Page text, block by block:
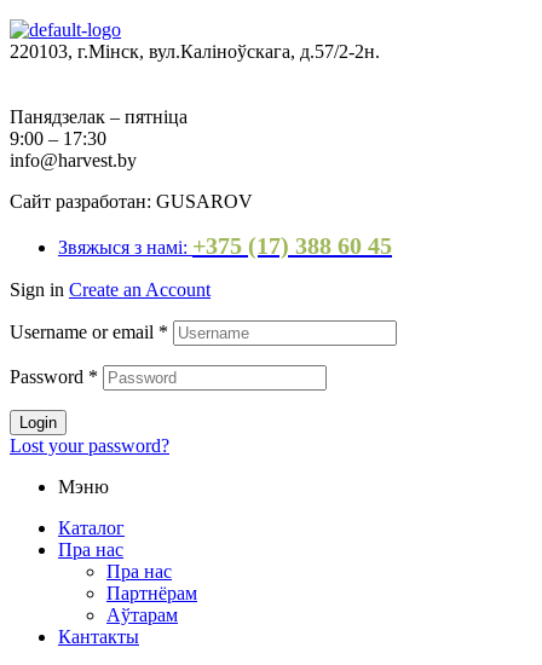
220103, г.Мінск, вул.Каліноўскага, д.57/2-2н.
Панядзелак – пятніца
9:00 – 17:30
info@harvest.by
Сайт разработан: GUSAROV
Звяжыся з намі: +375 (17) 388 60 45
Sign in Create an Account
Username or email *
Password *
Login
Lost your password?
Мэню
Каталог
Пра нас
Пра нас
Партнёрам
Аўтарам
Кантакты